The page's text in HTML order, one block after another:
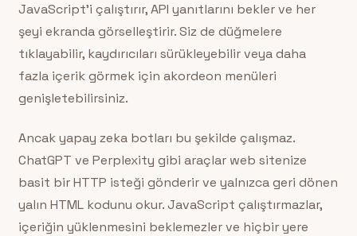
JavaScript’i çalıştırır, API yanıtlarını bekler ve her
şeyi ekranda görselleştirir. Siz de düğmelere
tıklayabilir, kaydırıcıları sürükleyebilir veya daha
fazla içerik görmek için akordeon menüleri
genişletebilirsiniz.
Ancak yapay zeka botları bu şekilde çalışmaz.
ChatGPT ve Perplexity gibi araçlar web sitenize
basit bir HTTP isteği gönderir ve yalnızca geri dönen
yalın HTML kodunu okur. JavaScript çalıştırmazlar,
içeriğin yüklenmesini beklemezler ve hiçbir yere